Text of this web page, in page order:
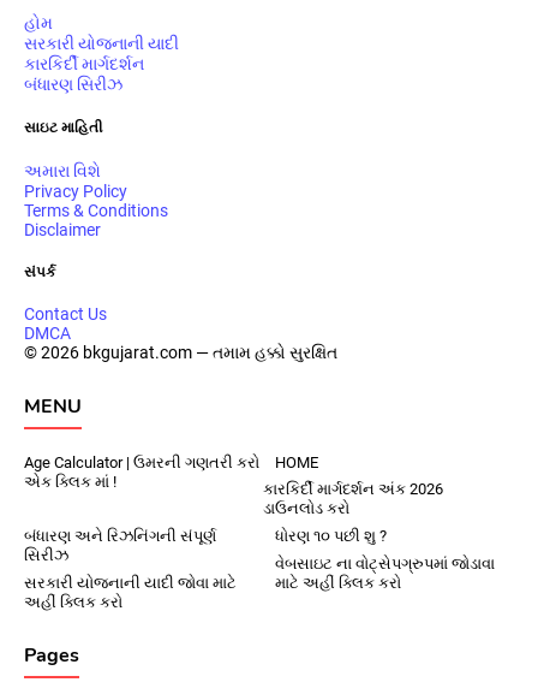
હોમ
સરકારી યોજનાની યાદી
કારકિર્દી માર્ગદર્શન
બંધારણ સિરીઝ
સાઇટ માહિતી
અમારા વિશે
Privacy Policy
Terms & Conditions
Disclaimer
સંપર્ક
Contact Us
DMCA
© 2026 bkgujarat.com — તમામ હક્કો સુરક્ષિત
MENU
Age Calculator | ઉમરની ગણતરી કરો
એક ક્લિક માં !
HOME
કારકિર્દી માર્ગદર્શન અંક 2026
ડાઉનલોડ કરો
ધોરણ ૧૦ પછી શુ ?
બંધારણ અને રિઝનિંગની સંપૂર્ણ
સિરીઝ
વેબસાઇટ ના વોટ્સેપગ્રુપમાં જોડાવા
માટે અહીં ક્લિક કરો
સરકારી યોજનાની યાદી જોવા માટે
અહીં ક્લિક કરો
Pages